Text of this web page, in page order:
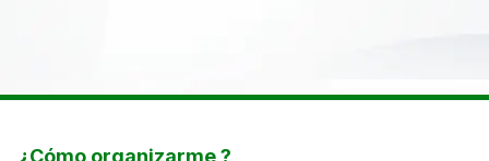
¿Cómo organizarme ?